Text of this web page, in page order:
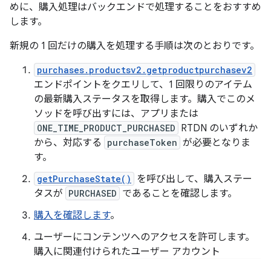
めに、購入処理はバックエンドで処理することをおすすめ
します。
新規の 1 回だけの購入を処理する手順は次のとおりです。
purchases.productsv2.getproductpurchasev2
エンドポイントをクエリして、1 回限りのアイテム
の最新購入ステータスを取得します。購入でこのメ
ソッドを呼び出すには、アプリまたは
ONE_TIME_PRODUCT_PURCHASED RTDN のいずれか
から、対応する
purchaseToken が必要となりま
す。
getPurchaseState()
を呼び出して、購入ステー
タスが PURCHASED であることを確認します。
購入を確認します。
ユーザーにコンテンツへのアクセスを許可します。
購入に関連付けられたユーザー アカウント